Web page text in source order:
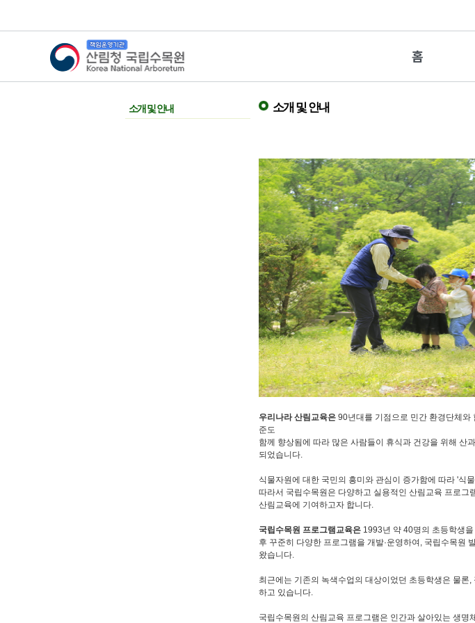
산림청 국립수목원
홈
소개 및 안내 소개 및 안내
우리나라 산림교육은90년대를 기점으로 민간 환경단체와
준도
함께 향상됨에 따라 많은 사람들이 휴식과 건강을 위해 산
되었습니다.
식물자원에 대한 국민의 흥미와 관심이 증가함에 따라 '식
따라서 국립수목원은 다양하고 실용적인 산림교육 프로
산림교육에 기여하고자 합니다.
국립수목원 프로그램교육은1993년 약 40명의 초등학생을
후 꾸준히 다양한 프로그램을 개발·운영하여, 국립수목원
왔습니다.
최근에는 기존의 녹색수업의 대상이었던 초등학생은 물
하고 있습니다.
국립수목원의 산림교육 프로그램은 인간과 살아있는 생